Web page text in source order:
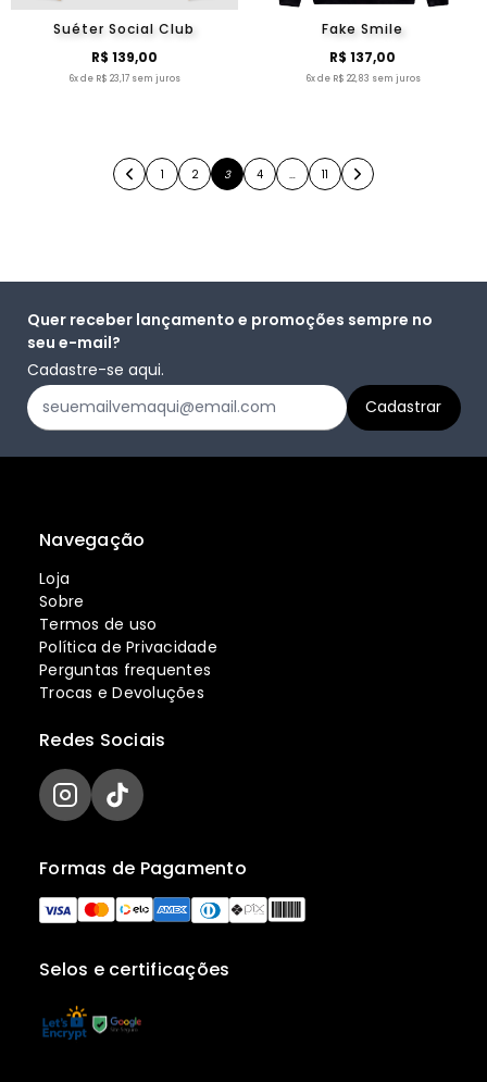
Suéter Social Club
R$ 139,00
6x de R$ 23,17 sem juros
Fake Smile
R$ 137,00
6x de R$ 22,83 sem juros
1 2 3 4 … 11
Quer receber lançamento e promoções sempre no
seu e-mail?
Cadastre-se aqui.
Navegação
Loja
Sobre
Termos de uso
Política de Privacidade
Perguntas frequentes
Trocas e Devoluções
Selos e certificações
Formas de Pagamento
Redes Sociais